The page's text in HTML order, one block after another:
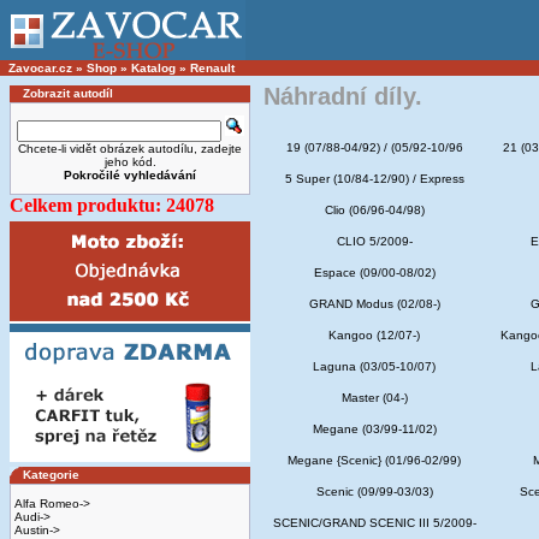
Zavocar.cz » Shop » Katalog » Renault
Zobrazit autodíl
Chcete-li vidět obrázek autodílu, zadejte
jeho kód.
Pokročilé vyhledávání
Celkem produktu: 24078
Kategorie
Alfa Romeo->
Audi->
Austin->
Náhradní díly.
19 (07/88-04/92) / (05/92-10/96 21
5 Super (10/84-12/90) / Express
Clio (06/96-04/98)
CLIO 5/2009-
Espace (09/00-08/02)
GRAND Modus (02/08-)
Kangoo (12/07-)
Laguna (03/05-10/07)
Master (04-)
Megane (03/99-11/02)
Megane {Scenic} (01/96-02/99)
Scenic (09/99-03/03)
SCENIC/GRAND SCENIC III 5/2009-